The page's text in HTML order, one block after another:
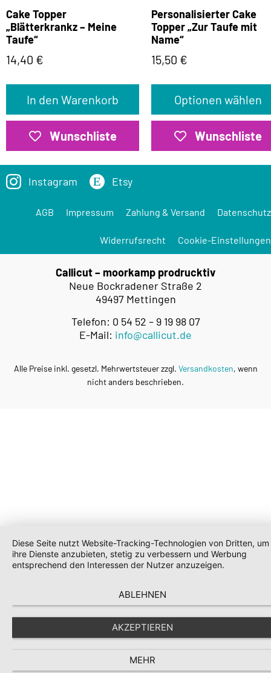
Cake Topper
„Blätterkrankz – Meine
Taufe“
14,40 €
In den Warenkorb
Wunschliste
Personalisierter Cake
Topper „Zur Taufe mit
Name“
15,50 €
Optionen wählen
Wunschliste
Instagram Etsy
AGB Impressum Zahlung & Versand Datenschutz
Widerrufsrecht Cookie-Einstellungen
Callicut – moorkamp prodrucktiv
Neue Bockradener Straße 2
49497 Mettingen
Telefon: 0 54 52 – 9 19 98 07
E-Mail: info@callicut.de
Alle Preise inkl. gesetzl. Mehrwertsteuer zzgl. Versandkosten, wenn
nicht anders beschrieben.
Diese Seite nutzt Website-Tracking-Technologien von Dritten, um
ihre Dienste anzubieten, stetig zu verbessern und Werbung
entsprechend den Interessen der Nutzer anzuzeigen.
ABLEHNEN
AKZEPTIEREN
MEHR